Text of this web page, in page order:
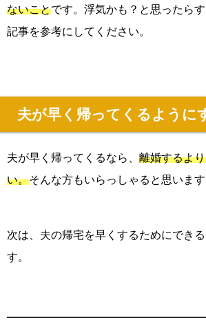
ないことです。浮気かも？と思ったら
記事を参考にしてください。
夫が早く帰ってくるように
夫が早く帰ってくるなら、 離婚するよ
い。そんな方もいらっしゃると思います
次は、夫の帰宅を早くするためにでき
す。